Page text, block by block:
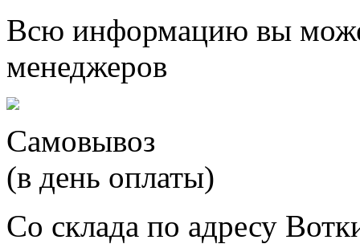
Всю информацию вы
менеджеров
Самовывоз
(в день оплаты)
Со склада по адресу